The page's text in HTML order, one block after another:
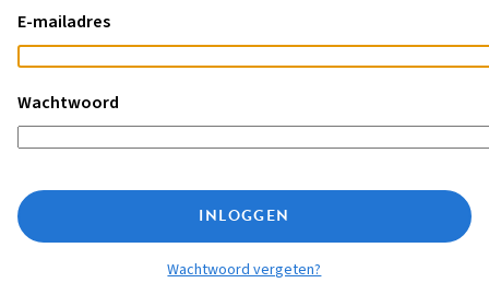
E-mailadres
Wachtwoord
INLOGGEN
Wachtwoord vergeten?